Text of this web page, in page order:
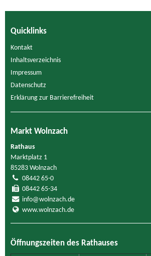
Quicklinks
Kontakt
Inhaltsverzeichnis
Impressum
Datenschutz
Erklärung zur Barrierefreiheit
Markt Wolnzach
Rathaus
Marktplatz 1
85283 Wolnzach
08442 65-0
08442 65-34
info@wolnzach.de
www.wolnzach.de
Öffnungszeiten des Rathauses